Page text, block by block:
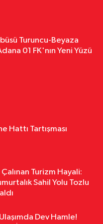
Turuncu-Beyaza
01 FK'nın Yeni Yüzü
Hattı Tartışması
Turizm Hayali:
Sahil Yolu Tozlu
Dev Hamle!